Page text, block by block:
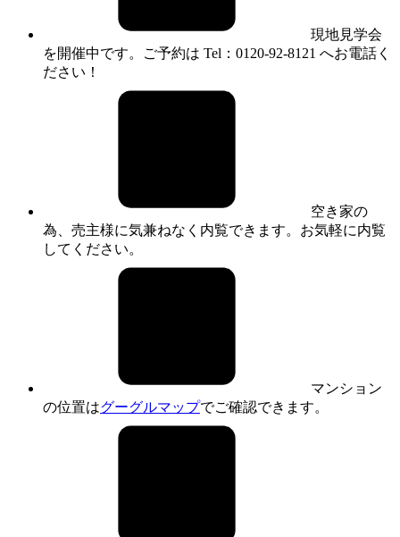
現地見学会
を開催中です。ご予約は Tel：0120-92-8121 へお電話く
ださい！
空き家の
為、売主様に気兼ねなく内覧できます。お気軽に内覧
してください。
マンション
の位置はグーグルマップでご確認できます。